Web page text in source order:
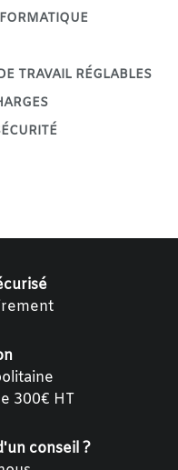
TRAVAIL RÉGLABLES
300€ HT
conseil ?